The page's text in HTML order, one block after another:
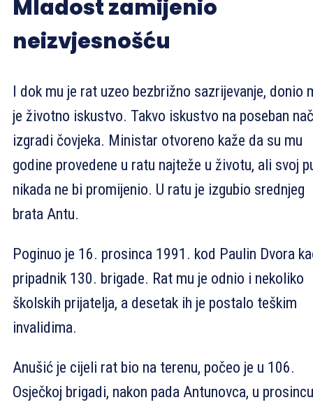
Mladost zamijenio
neizvjesnošću
I dok mu je rat uzeo bezbrižno sazrijevanje, donio
je životno iskustvo. Takvo iskustvo na poseban
izgradi čovjeka. Ministar otvoreno kaže da su mu
godine provedene u ratu najteže u životu, ali svoj
nikada ne bi promijenio. U ratu je izgubio srednjeg
brata Antu.
Poginuo je 16. prosinca 1991. kod Paulin Dvora
pripadnik 130. brigade. Rat mu je odnio i nekoliko
školskih prijatelja, a desetak ih je postalo teškim
invalidima.
Anušić je cijeli rat bio na terenu, počeo je u 106.
Osječkoj brigadi, nakon pada Antunovca, u prosincu